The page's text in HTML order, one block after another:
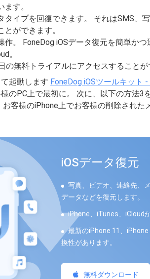
ます。
タイプを回復できます。 それはSMS、
とができます。
作。 FoneDog iOSデータ復元を簡単かつ
。
の無料トライアルにアクセスすることが
起動します FoneDog iOSツールキット
のPC上で最初に。 次に、以下の方法3
客様のiPhone上でお客様の削除された
iOSデータ復元
写真、ビデオ、連絡先、
データなどを復元します。
iPhone、iTunes、iCloud
最新のiPhone 11、
換性があります。
無料ダウンロード